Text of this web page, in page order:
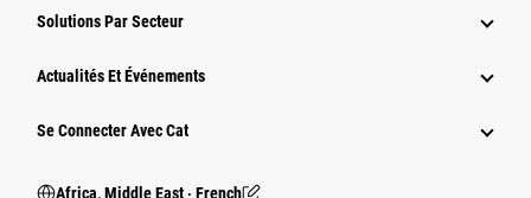
Solutions Par Secteur
Actualités Et Événements
Se Connecter Avec Cat
Africa, Middle East ‧ French